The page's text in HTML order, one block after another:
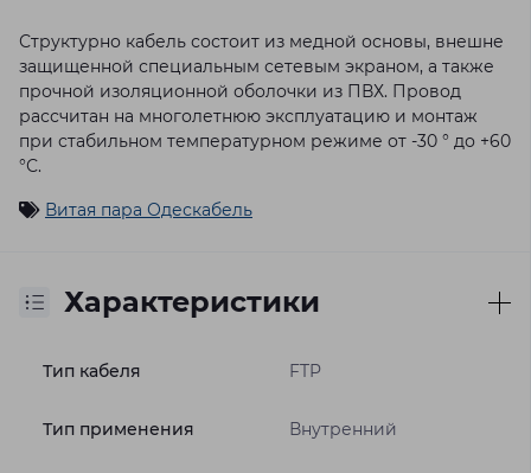
Структурно кабель состоит из медной основы, внешне
защищенной специальным сетевым экраном, а также
прочной изоляционной оболочки из ПВХ. Провод
рассчитан на многолетнюю эксплуатацию и монтаж
при стабильном температурном режиме от -30 ° до +60
°С.
Витая пара Одескабель
Характеристики
Тип кабеля FTP
Тип применения Внутренний